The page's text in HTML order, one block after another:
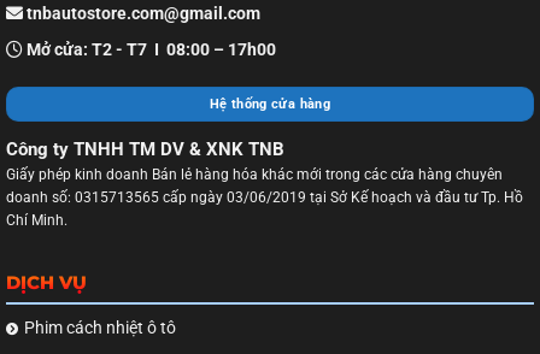
tnbautostore.com@gmail.com
Mở cửa: T2 - T7 I 08:00 – 17h00
Hệ thống cửa hàng
Công ty TNHH TM DV & XNK TNB
Giấy phép kinh doanh Bán lẻ hàng hóa khác mới trong các cửa hàng chuyên
doanh số: 0315713565 cấp ngày 03/06/2019 tại Sở Kế hoạch và đầu tư Tp. Hồ
Chí Minh.
DỊCH VỤ
Phim cách nhiệt ô tô